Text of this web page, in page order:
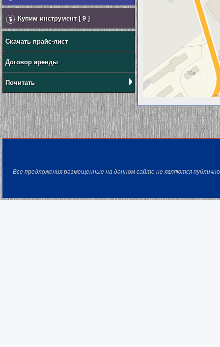
Купим инструмент [ 9 ]
Скачать прайс-лист
Договор аренды
Почитать
Все предложения размещенные на данном сайте не являются